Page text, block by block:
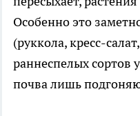
Особенно это
(руккола, кресс-
раннеспелых сортов
почва лишь